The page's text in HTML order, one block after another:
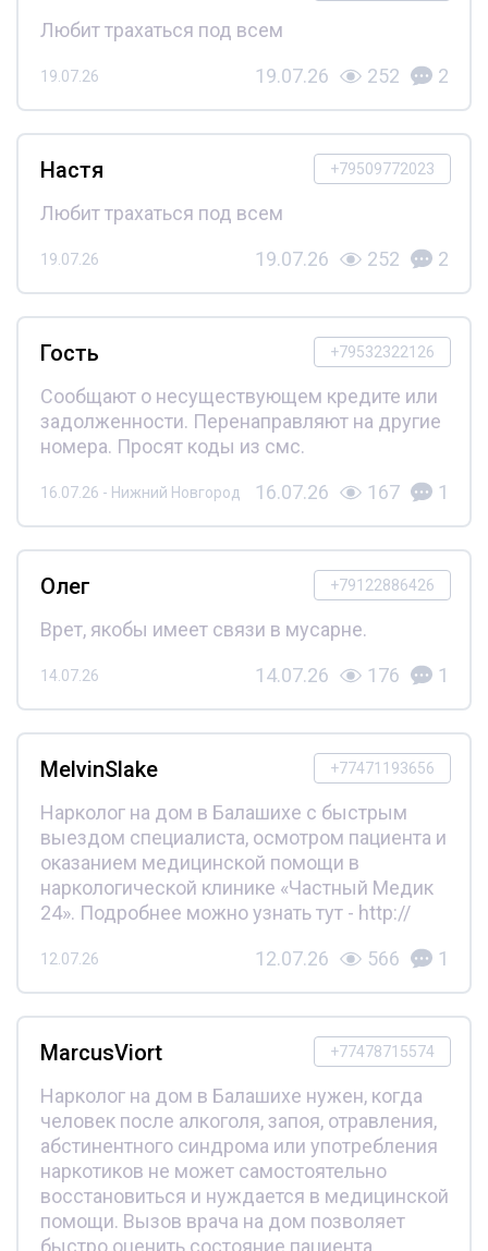
Любит трахаться под всем
19.07.26 19.07.26 252 2
+79509772023
Настя
Любит трахаться под всем
19.07.26 19.07.26 252 2
+79532322126
Гость
Сообщают о несуществующем кредите или
задолженности. Перенаправляют на другие
номера. Просят коды из смс.
16.07.26 - Нижний Новгород 16.07.26 167 1
+79122886426
Олег
Врет, якобы имеет связи в мусарне.
14.07.26 14.07.26 176 1
+77471193656
MelvinSlake
Нарколог на дом в Балашихе с быстрым
выездом специалиста, осмотром пациента и
оказанием медицинской помощи в
наркологической клинике «Частный Медик
24». Подробнее можно узнать тут - http://
12.07.26 12.07.26 566 1
+77478715574
MarcusViort
Нарколог на дом в Балашихе нужен, когда
человек после алкоголя, запоя, отравления,
абстинентного синдрома или употребления
наркотиков не может самостоятельно
восстановиться и нуждается в медицинской
помощи. Вызов врача на дом позволяет